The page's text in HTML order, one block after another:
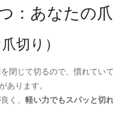
：あなたの
切り）
閉じて切るので、慣れてい
あります。
く、 軽い力でもスパッと切